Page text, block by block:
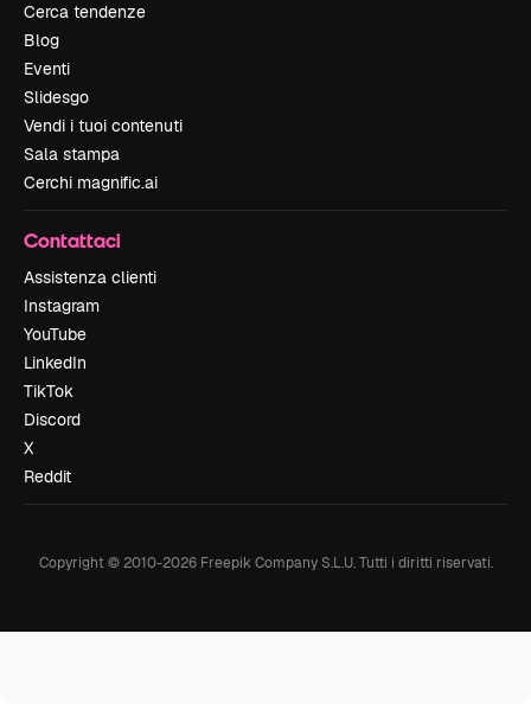
Cerca tendenze
Blog
Eventi
Slidesgo
Vendi i tuoi contenuti
Sala stampa
Cerchi magnific.ai
Contattaci
Assistenza clienti
Instagram
YouTube
LinkedIn
TikTok
Discord
X
Reddit
Copyright © 2010-2026Freepik Company S.L.U. Tutti i diritti riservati.